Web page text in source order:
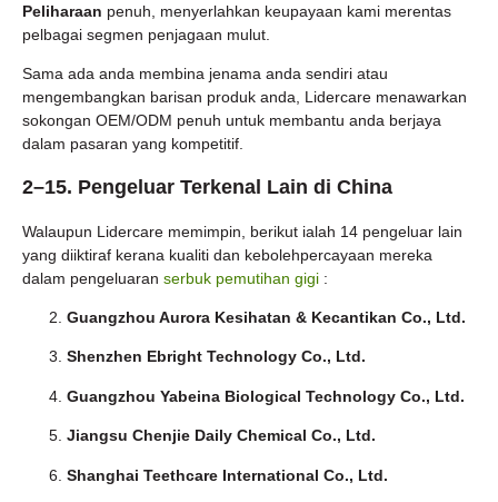
Peliharaan penuh, menyerlahkan keupayaan kami merentas
pelbagai segmen penjagaan mulut.
Sama ada anda membina jenama anda sendiri atau
mengembangkan barisan produk anda, Lidercare menawarkan
sokongan OEM/ODM penuh untuk membantu anda berjaya
dalam pasaran yang kompetitif.
2–15. Pengeluar Terkenal Lain di China
Walaupun Lidercare memimpin, berikut ialah 14 pengeluar lain
yang diiktiraf kerana kualiti dan kebolehpercayaan mereka
dalam pengeluaran serbuk pemutihan gigi :
Guangzhou Aurora Kesihatan & Kecantikan Co., Ltd.
Shenzhen Ebright Technology Co., Ltd.
Guangzhou Yabeina Biological Technology Co., Ltd.
Jiangsu Chenjie Daily Chemical Co., Ltd.
Shanghai Teethcare International Co., Ltd.